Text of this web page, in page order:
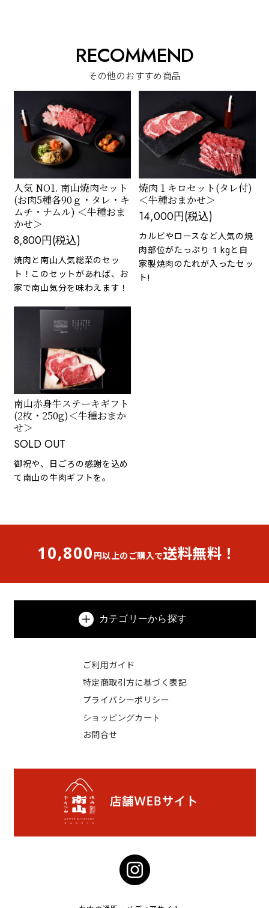
RECOMMEND
その他のおすすめ商品
人気 NO1. 南山焼肉セット
(お肉5種各90ｇ・タレ・キ
ムチ・ナムル) ＜牛種おま
かせ＞
8,800円(税込)
焼肉と南山人気総菜のセッ
ト！このセットがあれば、お
家で南山気分を味わえます！
焼肉 1 キロセット(タレ付)
＜牛種おまかせ＞
14,000円(税込)
カルビやロースなど人気の焼
肉部位がたっぷり 1 kgと自
家製焼肉のたれが入ったセッ
ト!
南山赤身牛ステーキギフト
(2枚・250g)＜牛種おまか
せ＞
SOLD OUT
御祝や、日ごろの感謝を込め
て南山の牛肉ギフトを。
10,800 円以上のご購入で送料無料！
カテゴリーから探す
ご利用ガイド
特定商取引方に基づく表記
プライバシーポリシー
ショッピングカート
お問合せ